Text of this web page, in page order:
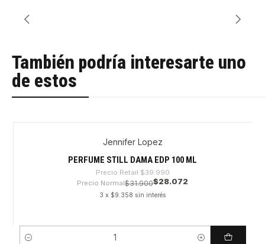
También podría interesarte uno
de estos
Jennifer Lopez
PERFUME STILL DAMA EDP 100 ML
Precio Retail $39.990
Precio Normal$31.900$28.072
3 x $9.358 sin interés